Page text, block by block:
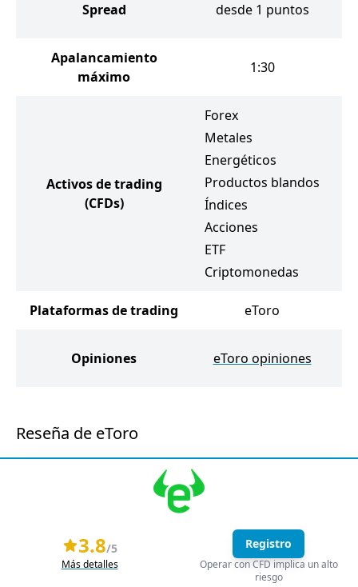
Spread desde 1 puntos
Apalancamiento
máximo
1:30
Activos de trading
(CFDs)
Forex
Metales
Energéticos
Productos blandos
Índices
Acciones
ETF
Criptomonedas
Plataformas de trading eToro
Opiniones eToro opiniones
Reseña de eToro
3.8/5
Más detalles
Registro
Operar con CFD implica un alto
riesgo